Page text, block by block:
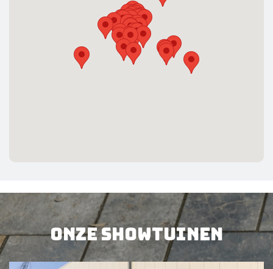
info@jborstbestratingen.nl
www.jborstbestratingen.nl
H.Visser Hoveniers
Nieuwland Parc 153 3351 LJ
06-29494409
info@hoveniervellekoop.nl
hoveniervellekoop.nl
Valkenburg Tuinen
Onze showtuinen